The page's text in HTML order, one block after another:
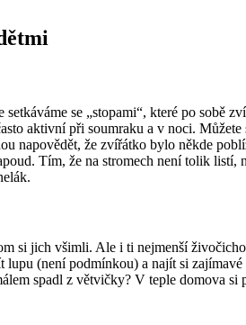
setkáváme se „stopami“, které po
aktivní při soumraku a v noci.
napovědět, že zvířátko bylo někde
Tím, že na stromech není tolik
si jich všimli. Ale i ti nejmenší
(není podmínkou) a najít si
spadl z větvičky? V teple domova